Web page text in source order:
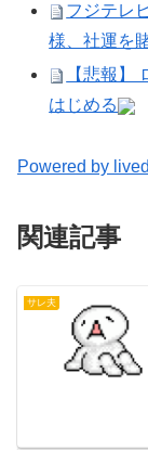
フジテレ
様、社運を
【悲報】
はじめる
Powered by
関連記事
サレ夫